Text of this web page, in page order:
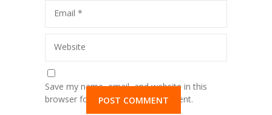
Email *
Website
Save my name, email, and website in this
browser for the next time I comment.